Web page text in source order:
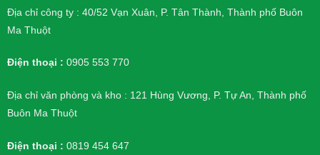
Địa chỉ công ty : 40/52 Vạn Xuân, P. Tân Thành, Thành phố Buôn
Ma Thuột
Điện thoại : 0905 553 770
Địa chỉ văn phòng và kho : 121 Hùng Vương, P. Tự An, Thành phố
Buôn Ma Thuột
Điện thoại : 0819 454 647